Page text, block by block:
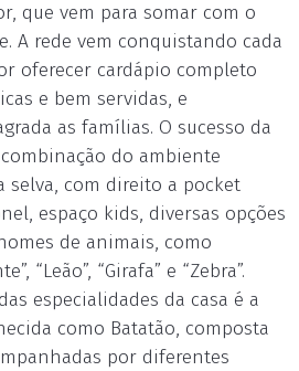
que vem para somar com o
A rede vem conquistando cada
oferecer cardápio completo
e bem servidas, e
as famílias. O sucesso da
do ambiente
com direito a pocket
espaço kids, diversas opções
de animais, como
“Leão”, “Girafa” e “Zebra”.
especialidades da casa é a
como Batatão, composta
por diferentes